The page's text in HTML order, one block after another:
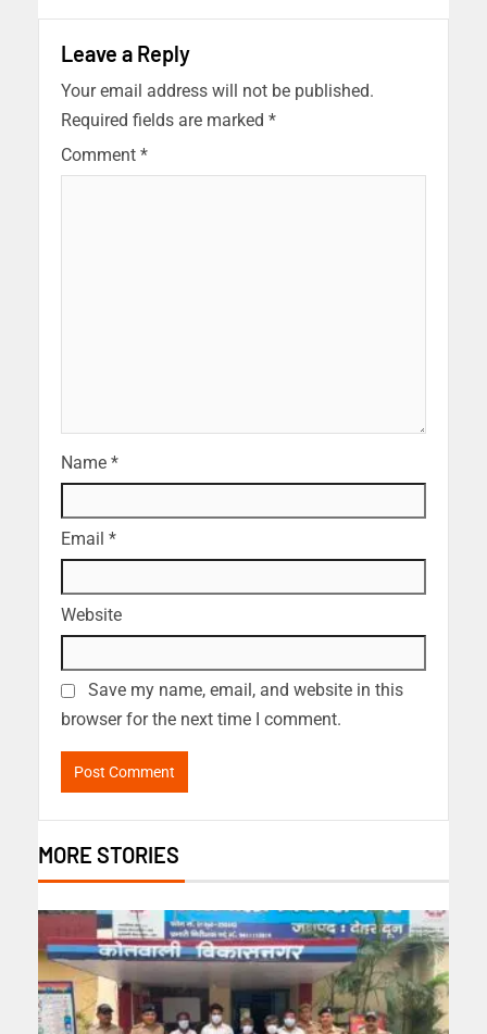
Leave a Reply
Your email address will not be published.
Required fields are marked *
Comment *
Name *
Email *
Website
Save my name, email, and website in this
browser for the next time I comment.
MORE STORIES